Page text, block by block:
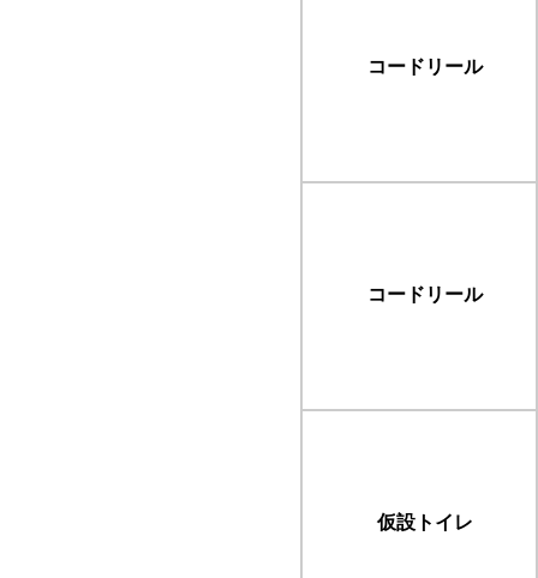
コードリール
コードリール
仮設トイレ